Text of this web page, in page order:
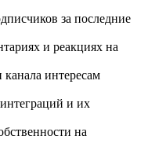
за последние
и реакциях на
канала интересам
и их
на